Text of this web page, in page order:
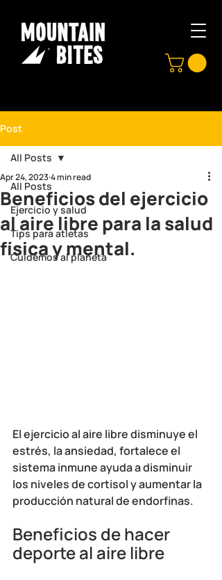
Post
All Posts
Ejercicio y salud
Tips para atletas
Cuidemos al planeta
All Posts
Beneficios del ejercicio
al aire libre para la salud
física y mental.
Apr 24, 2023 4 min read
El ejercicio al aire libre disminuye el
estrés, la ansiedad, fortalece el
sistema inmune ayuda a disminuir
los niveles de cortisol y aumentar la
producción natural de endorfinas.
Beneficios de hacer
deporte al aire libre